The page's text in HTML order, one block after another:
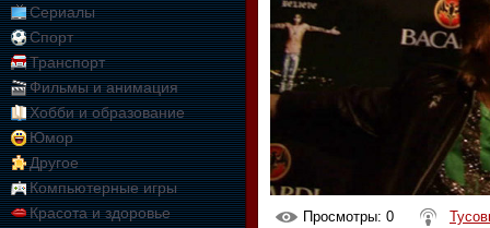
Сериалы
Спорт
Транспорт
Фильмы и анимация
Хобби и образование
Юмор
Другое
Компьютерные игры
Красота и здоровье
Просмотры: 0